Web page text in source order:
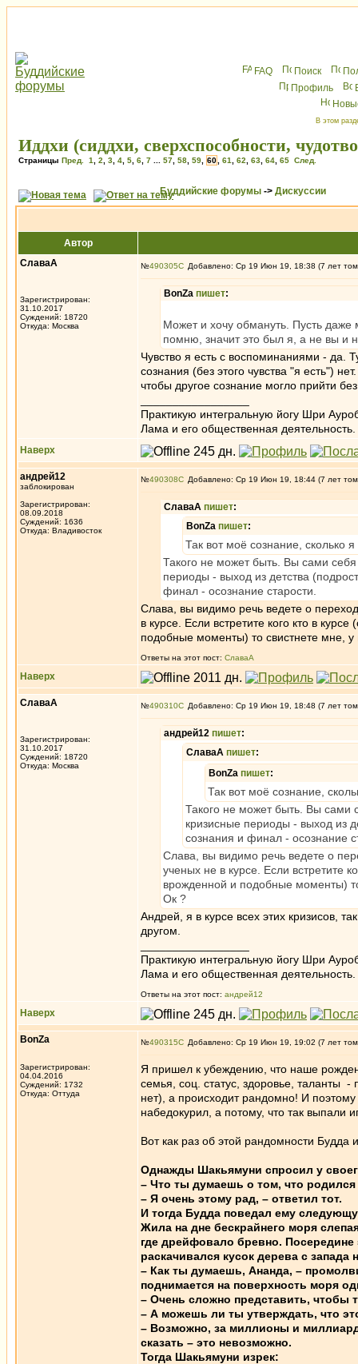
FAQ Поиск
Профиль
В этом
Иддхи (сиддхи, сверхспособности,
Страницы Пред. 1 2 3 4 5 6 7 57 58 59 60 61 62 63 64 65 След.
Буддийские форумы -> Дискуссии
Автор
СлаваА
Зарегистрирован:
31.10.2017
Суждений: 18720
Откуда: Москва
№490305 Добавлено: Ср 19 Июн 19, 18:38 (7 лет
BonZa пишет:
Может и хочу обмануть. Пусть даже
помню, значит это был я, а не вы и
Чувство я есть с воспоминаниями - да.
сознания (без этого чувства "я есть")
чтобы другое сознание могло прийти
Практикую интегральную йогу Шри
Лама и его общественная деятельность.
Наверх
андрей12
заблокирован
Зарегистрирован:
08.09.2018
Суждений: 1636
Откуда: Владивосток
№490308 Добавлено: Ср 19 Июн 19, 18:44 (7 лет
СлаваА пишет:
BonZa пишет:
Так вот моё сознание, сколько
Такого не может быть. Вы сами
периоды - выход из детства
финал - осознание старости.
Слава, вы видимо речь ведете о
в курсе. Если встретите кого кто в
подобные моменты) то свистнете мне,
Ответы на этот пост: СлаваА
Наверх
СлаваА
Зарегистрирован:
31.10.2017
Суждений: 18720
Откуда: Москва
№490310 Добавлено: Ср 19 Июн 19, 18:48 (7 лет
андрей12 пишет:
СлаваА пишет:
BonZa пишет:
Так вот моё сознание,
Такого не может быть. Вы сами
кризисные периоды - выход из
сознания и финал - осознание
Слава, вы видимо речь ведете о
ученых не в курсе. Если встретите
врожденной и подобные моменты)
Ок ?
Андрей, я в курсе всех этих кризисов,
другом.
Практикую интегральную йогу Шри
Лама и его общественная деятельность.
Ответы на этот пост: андрей12
Наверх
BonZa
Зарегистрирован:
04.04.2016
Суждений: 1732
Откуда: Oттyдa
№490315 Добавлено: Ср 19 Июн 19, 19:02 (7 лет
Я пришел к убеждению, что наше
семья, соц. статус, здоровье, таланты
нет), а происходит рандомно! И
набедокурил, а потому, что так выпали
Вот как раз об этой рандомности Будда
Однажды Шакьямуни спросил у
– Что ты думаешь о том, что
– Я очень этому рад, – ответил тот.
И тогда Будда поведал ему
Жила на дне бескрайнего моря
где дрейфовало бревно.
раскачивался кусок дерева с запада
– Как ты думаешь, Ананда, –
поднимается на поверхность моря
– Очень сложно представить, чтобы
– А можешь ли ты утверждать, что
– Возможно, за миллионы и
сказать – это невозможно.
Тогда Шакьямуни изрек: